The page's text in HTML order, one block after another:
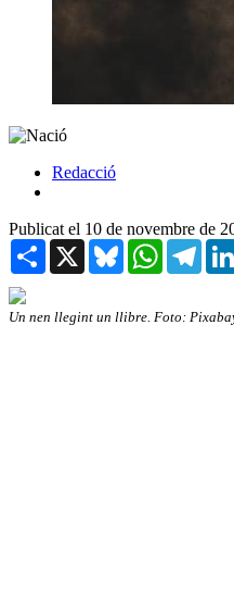
Redacció
Publicat el 10 de novembre de
Share X BlueskyWhatsApp
Un nen llegint un llibre. Foto: